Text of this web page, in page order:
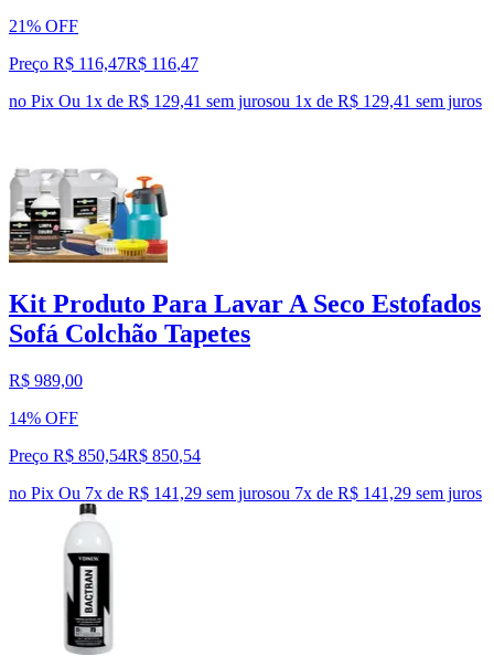
21% OFF
Preço R$ 116,47R$ 116,47
no Pix Ou 1x de R$ 129,41 sem jurosou 1x de R$ 129,41 sem juros
Kit Produto Para Lavar A Seco Estofados
Sofá Colchão Tapetes
R$ 989,00
14% OFF
Preço R$ 850,54R$ 850,54
no Pix Ou 7x de R$ 141,29 sem jurosou 7x de R$ 141,29 sem juros